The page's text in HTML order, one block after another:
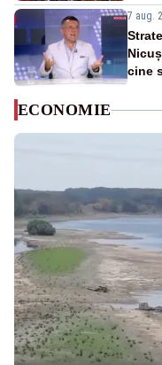
7 aug.
cine
ECONOMIE